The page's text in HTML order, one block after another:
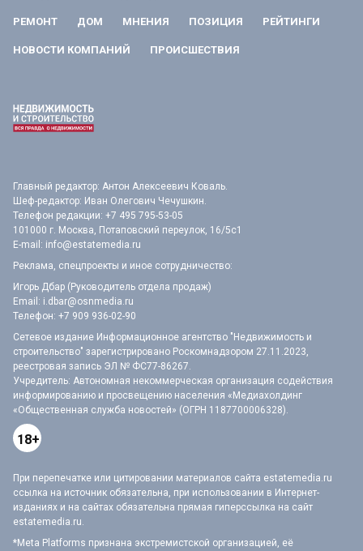
РЕМОНТ ДОМ МНЕНИЯ ПОЗИЦИЯ РЕЙТИНГИ
НОВОСТИ КОМПАНИЙ ПРОИСШЕСТВИЯ
Главный редактор: Антон Алексеевич Коваль.
Шеф-редактор: Иван Олегович Чечушкин.
Телефон редакции: +7 495 795-53-05
101000 г. Москва, Потаповский переулок, 16/5с1
E-mail: info@estatemedia.ru
Реклама, спецпроекты и иное сотрудничество:
Игорь Дбар (Руководитель отдела продаж)
Email: i.dbar@osnmedia.ru
Телефон: +7 909 936-02-90
Сетевое издание Информационное агентство "Недвижимость и
строительство" зарегистрировано Роскомнадзором 27.11.2023,
реестровая запись ЭЛ № ФС77-86267.
Учредитель: Автономная некоммерческая организация содействия
информированию и просвещению населения «Медиахолдинг
«Общественная служба новостей» (ОГРН 1187700006328).
18+
При перепечатке или цитировании материалов сайта estatemedia.ru
ссылка на источник обязательна, при использовании в Интернет-
изданиях и на сайтах обязательна прямая гиперссылка на сайт
estatemedia.ru.
*Meta Platforms признана экстремистской организацией, её